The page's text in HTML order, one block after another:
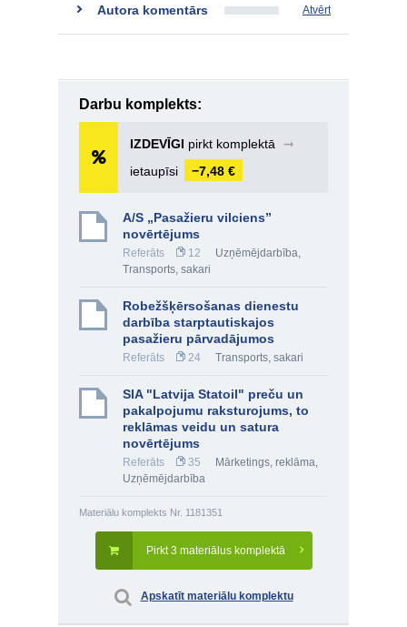
Autora komentārs Atvērt
Darbu komplekts:
IZDEVĪGI pirkt komplektā
➞
ietaupīsi
−7,48 €
A/S „Pasažieru vilciens”
novērtējums
Referāts 12 Uzņēmējdarbība,
Transports, sakari
Robežšķērsošanas dienestu
darbība starptautiskajos
pasažieru pārvadājumos
Referāts 24 Transports, sakari
SIA "Latvija Statoil" preču un
pakalpojumu raksturojums, to
reklāmas veidu un satura
novērtējums
Referāts 35 Mārketings, reklāma,
Uzņēmējdarbība
Materiālu komplekts Nr. 1181351
Pirkt 3 materiālus komplektā
Apskatīt materiālu komplektu